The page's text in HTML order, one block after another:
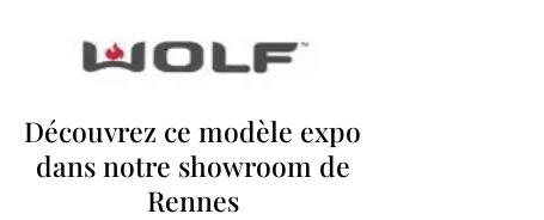
Découvrez ce modèle expo
dans notre showroom de
Rennes